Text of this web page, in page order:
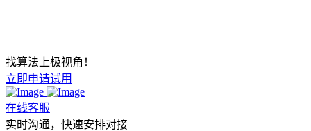
找算法上极视角！
立即申请试用
在线客服
实时沟通，快速安排对接